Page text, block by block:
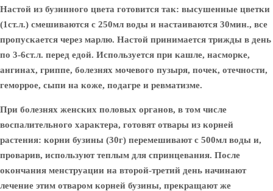
Настой из бузинного цвета готовится так: высушенные цветки
(1ст.л.) смешиваются с 250мл воды и настаиваются 30мин., все
пропускается через марлю. Настой принимается трижды в день
по 3-6ст.л. перед едой. Используется при кашле, насморке,
ангинах, гриппе, болезнях мочевого пузыря, почек, отечности,
геморрое, сыпи на коже, подагре и ревматизме.
При болезнях женских половых органов, в том числе
воспалительного характера, готовят отвары из корней
растения: корни бузины (30г) перемешивают с 500мл воды и,
проварив, используют теплым для спринцевания. После
окончания менструации на второй-третий день начинают
лечение этим отваром корней бузины, прекращают же